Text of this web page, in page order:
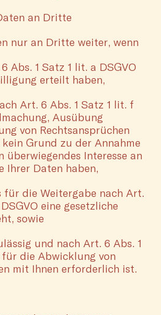
an Dritte
nur an Dritte weiter, wenn
Abs. 1 Satz 1 lit. a DSGVO
erteilt haben,
Art. 6 Abs. 1 Satz 1 lit. f
Ausübung
von Rechtsansprüchen
Grund zu der Annahme
überwiegendes Interesse an
Ihrer Daten haben,
für die Weitergabe nach Art.
eine gesetzliche
sowie
und nach Art. 6 Abs. 1
für die Abwicklung von
mit Ihnen erforderlich ist.